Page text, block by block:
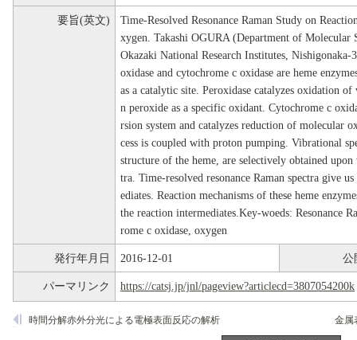
要旨(英文)
Time-Resolved Resonance Raman Study on
xygen. Takashi OGURA (Department of
Okazaki National Research Institutes,
oxidase and cytochrome c oxidase are heme
as a catalytic site. Peroxidase catalyzes oxidation
n peroxide as a specific oxidant. Cytochrome c
rsion system and catalyzes reduction of molecular
cess is coupled with proton pumping. Vibrational
structure of the heme, are selectively obtained
tra. Time-resolved resonance Raman spectra give
ediates. Reaction mechanisms of these heme
the reaction intermediates.Key-woeds: Resonance
rome c oxidase, oxygen
発行年月日 2016-12-01 公
パーマリンク https://catsj.jp/jnl/pageview?articlecd=3807054200k
時間分解赤外分光による電極表面反応の解析